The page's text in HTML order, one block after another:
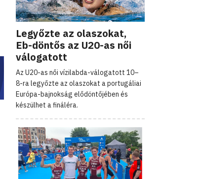
Legyőzte az olaszokat,
Eb-döntős az U20-as női
válogatott
Az U20-as női vízilabda-válogatott 10–
8-ra legyőzte az olaszokat a portugáliai
Európa-bajnokság elődöntőjében és
készülhet a fináléra.